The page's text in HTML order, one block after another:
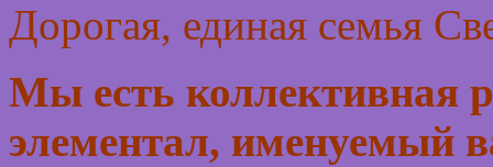
Дорогая, единая семья
Мы есть коллективная
элементал, именуемый